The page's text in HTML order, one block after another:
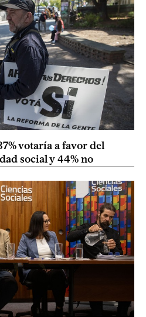
votaría a favor del
social y 44% no